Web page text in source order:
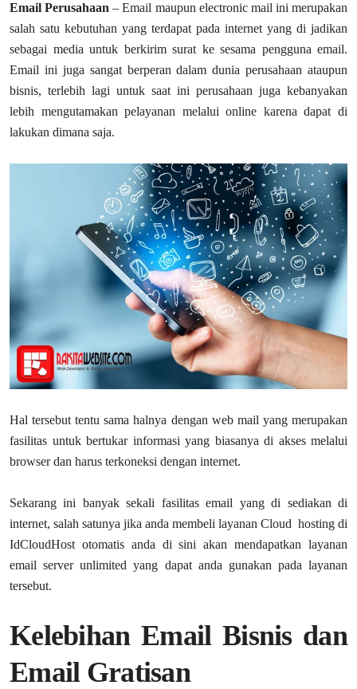
Email Perusahaan – Email maupun electronic mail ini merupakan
salah satu kebutuhan yang terdapat pada internet yang di jadikan
sebagai media untuk berkirim surat ke sesama pengguna email.
Email ini juga sangat berperan dalam dunia perusahaan ataupun
bisnis, terlebih lagi untuk saat ini perusahaan juga kebanyakan
lebih mengutamakan pelayanan melalui online karena dapat di
lakukan dimana saja.
Hal tersebut tentu sama halnya dengan web mail yang merupakan
fasilitas untuk bertukar informasi yang biasanya di akses melalui
browser dan harus terkoneksi dengan internet.
Sekarang ini banyak sekali fasilitas email yang di sediakan di
internet, salah satunya jika anda membeli layanan Cloud hosting di
IdCloudHost otomatis anda di sini akan mendapatkan layanan
email server unlimited yang dapat anda gunakan pada layanan
tersebut.
Kelebihan Email Bisnis dan
Email Gratisan